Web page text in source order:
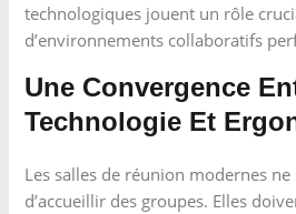
technologiques jouent un rôle
d’environnements collaboratifs
Une Convergence
Technologie Et
Les salles de réunion modernes
d’accueillir des groupes. Elles